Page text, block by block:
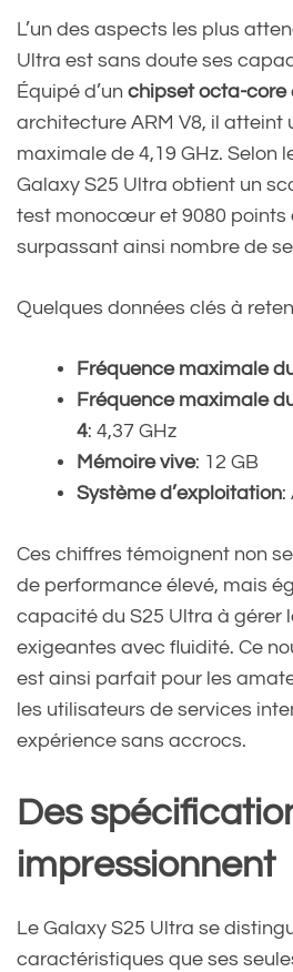
L’un des aspects les plus
Ultra est sans doute ses
Équipé d’un chipset octa-core
architecture ARM V8, il atteint
maximale de 4,19 GHz. Selon
Galaxy S25 Ultra obtient un
test monocœur et 9080
surpassant ainsi nombre de
Quelques données clés à
Fréquence maximale
Fréquence maximale
4: 4,37 GHz
Mémoire vive: 12 GB
Système d’exploitation:
Ces chiffres témoignent non
de performance élevé, mais
capacité du S25 Ultra à gérer
exigeantes avec fluidité. Ce
est ainsi parfait pour les
les utilisateurs de services
expérience sans accrocs.
Des
impressionnent
Le Galaxy S25 Ultra se
caractéristiques que ses